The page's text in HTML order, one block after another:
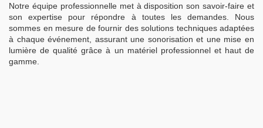
Notre équipe professionnelle met à disposition son savoir-faire et
son expertise pour répondre à toutes les demandes. Nous
sommes en mesure de fournir des solutions techniques adaptées
à chaque événement, assurant une sonorisation et une mise en
lumière de qualité grâce à un matériel professionnel et haut de
gamme.